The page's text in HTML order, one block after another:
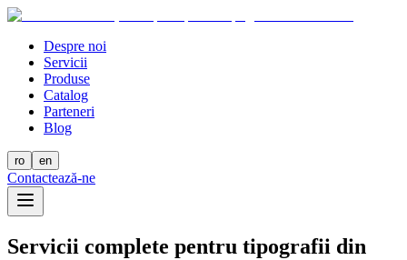
Despre noi
Servicii
Produse
Catalog
Parteneri
Blog
ro en
Contactează-ne
Servicii complete pentru tipografii din